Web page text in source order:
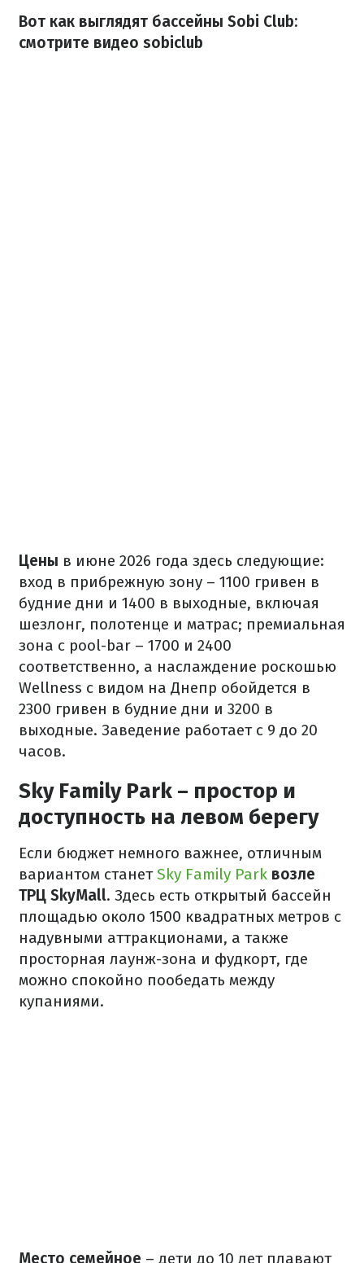
Вот как выглядят бассейны Sobi Club:
смотрите видео sobiclub
Цены в июне 2026 года здесь следующие:
вход в прибрежную зону – 1100 гривен в
будние дни и 1400 в выходные, включая
шезлонг, полотенце и матрас; премиальная
зона с pool-bar – 1700 и 2400
соответственно, а наслаждение роскошью
Wellness с видом на Днепр обойдется в
2300 гривен в будние дни и 3200 в
выходные. Заведение работает с 9 до 20
часов.
Sky Family Park – простор и
доступность на левом берегу
Если бюджет немного важнее, отличным
вариантом станетSky Family Park возле
ТРЦ SkyMall. Здесь есть открытый бассейн
площадью около 1500 квадратных метров с
надувными аттракционами, а также
просторная лаунж-зона и фудкорт, где
можно спокойно пообедать между
купаниями.
Место семейное – дети до 10 лет плавают